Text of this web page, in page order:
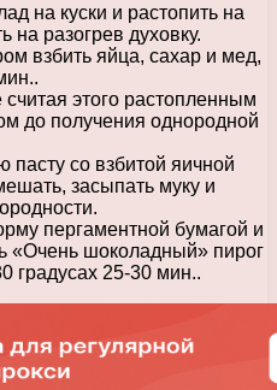
на куски и растопить на
на разогрев духовку.
взбить яйца, сахар и мед,
этого растопленным
до получения однородной
со взбитой яичной
засыпать муку и
пергаментной бумагой и
«Очень шоколадный» пирог
градусах 25-30 мин..